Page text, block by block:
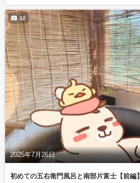
2025年7月26日
32
初めての五右衛門風呂と南部片富士【前編】